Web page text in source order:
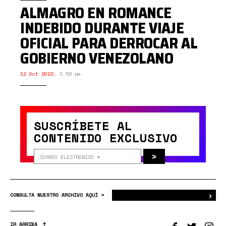
ALMAGRO EN ROMANCE
INDEBIDO DURANTE VIAJE
OFICIAL PARA DERROCAR AL
GOBIERNO VENEZOLANO
12 Oct 2022, 1:56 pm.
SUSCRÍBETE AL
CONTENIDO EXCLUSIVO
>
CONSULTA NUESTRO ARCHIVO AQUÍ > ›
IR ARRIBA